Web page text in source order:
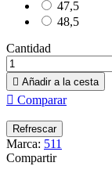
47,5
48,5
Cantidad
 Añadir a la cesta
 Comparar
Marca: 511
Compartir